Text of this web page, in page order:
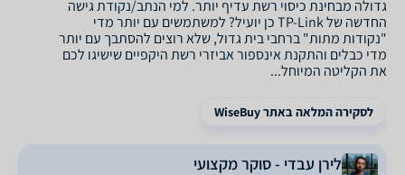
גדולה מבחינת כיסוי רשת עדיף יותר. למי הנתב/נקודת גישה
החדשה של TP-Link כן יועיל? למשתמשים עם יותר מדי
"נקודות מתות" ברחבי בית גדול, שלא רוצים להסתבך עם יותר
מדי כבלים והתקנת אינספור אביזרי רשת היקפיים שישיגו לכם
את הקליטה המיוחל...
לסקירה המלאה באתר WiseBuy
לירן עבדי - סוקר מקצועי